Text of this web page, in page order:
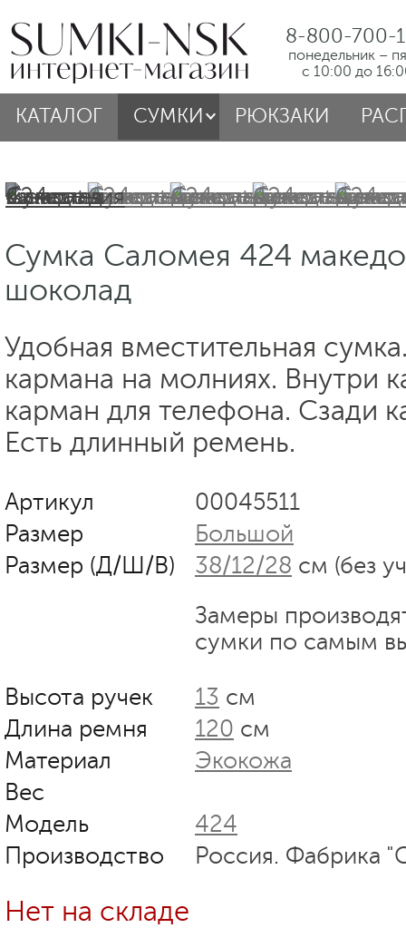
8-800-700-
понедельник –
с 10:00 до
КАТАЛОГ СУМКИ РЮКЗАКИ
Сумка Саломея 424
шоколад
Удобная вместительная
кармана на молниях. Внутри
карман для телефона. Сзади
Есть длинный ремень.
Артикул
00045511
Размер
Большой
Размер (Д/Ш/В)
38/12/28 см (без
Замеры
сумки по самым
Высота ручек 13 см
Длина ремня
120 см
Материал
Экокожа
Вес
Модель
424
Производство
Россия. Фабрика
Нет на складе